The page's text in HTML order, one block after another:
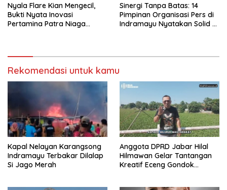
Nyala Flare Kian Mengecil,
Bukti Nyata Inovasi
Pertamina Patra Niaga
Sinergi Tanpa Batas: 14
Pimpinan Organisasi Pers di
Indramayu Nyatakan Solid di
Rekomendasi untuk kamu
Kapal Nelayan Karangsong
Indramayu Terbakar Dilalap
Si Jago Merah
Anggota DPRD Jabar Hilal
Hilmawan Gelar Tantangan
Kreatif Eceng Gondok